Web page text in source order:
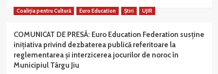
Coaliția pentru Cultură Euro Education Știri UJIR
COMUNICAT DE PRESĂ: Euro Education Federation susține
inițiativa privind dezbaterea publică referitoare la
reglementarea și interzicerea jocurilor de noroc în
Municipiul Târgu Jiu